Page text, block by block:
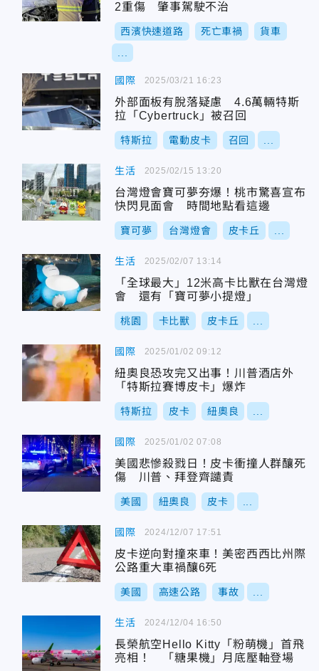
2重傷 肇事駕駛不治
西濱快速道路 死亡車禍 貨車
國際
外部面板有脫落疑慮 4.6萬輛特斯
拉「Cyber​​truck」被召回
特斯拉 電動皮卡 召回
2025/03/21 16:23
生活
台灣燈會寶可夢夯爆！桃市驚喜宣布
快閃見面會 時間地點看這邊
寶可夢 台灣燈會 皮卡丘
2025/02/15 13:20
生活
「全球最大」12米高卡比獸在台灣燈
會 還有「寶可夢小提燈」
桃園 卡比獸 皮卡丘
2025/02/07 13:14
國際
紐奧良恐攻完又出事！川普酒店外
「特斯拉賽博皮卡」爆炸
特斯拉 皮卡 紐奧良
2025/01/02 09:12
國際
美國悲慘殺戮日！皮卡衝撞人群釀死
傷 川普、拜登齊譴責
美國 紐奧良 皮卡
2025/01/02 07:08
國際
皮卡逆向對撞來車！美密西西比州際
公路重大車禍釀6死
美國 高速公路 事故
2024/12/07 17:51
生活
長榮航空Hello Kitty「粉萌機」首飛
亮相！ 「糖果機」月底壓軸登場
2024/12/04 16:50